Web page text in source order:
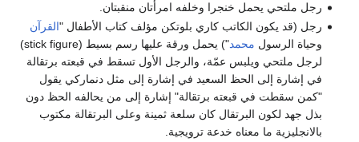
رجل ملتحي يحمل خنجرا وخلفه امرأتان منقبتان.
رجل (قد يكون الكاتب كاري بلوتكن مؤلف كتاب الأطفال "القرآن
وحياة الرسول محمد
") يحمل ورقة عليها رسم بسيط (stick figure)
لرجل ملتحي ويلبس عمّة، والرجل الأول تسقط في قبعته برتقالة
في إشارة إلى الحظ السعيد في إشارة إلى مثل دنماركي يقول
"كمن سقطت في قبعته برتقالة" إشارة إلى من يحالفه الحظ دون
بذل جهد لكون البرتقال كان سلعة ثمينة وعلى البرتقالة مكتوب
بالانجليزية ما معناه خدعة ترويجية.